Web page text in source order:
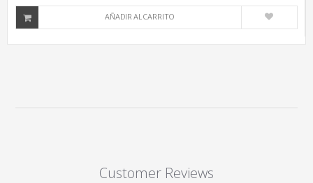
AÑADIR AL CARRITO
Customer Reviews